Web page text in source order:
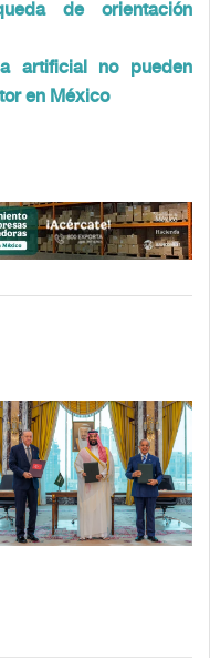
de orientación
artificial no pueden
en México